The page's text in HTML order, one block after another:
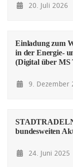
20. Juli 2026
Einladung zum
in der Energie-
(Digital über MS
9. Dezember
bundesweiten
24. Juni 2025